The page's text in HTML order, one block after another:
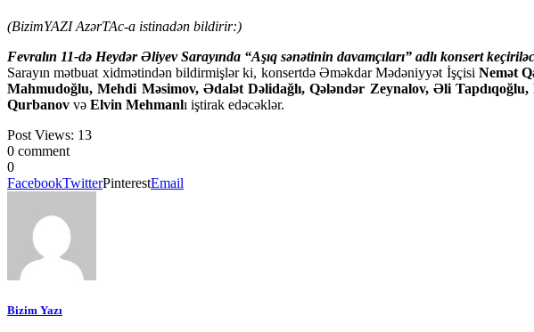
(BizimYAZI AzərTAc-a istinadən bildirir:)
Fevralın 11-də Heydər Əliyev Sarayında “Aşıq sənətinin davamçıları” adlı konsert
Sarayın mətbuat xidmətindən bildirmişlər ki, konsertdə Əməkdar Mədəniyyət İşçisi Nemət
Mahmudoğlu, Mehdi Məsimov, Ədalət Dəlidağlı, Qələndər Zeynalov, Əli
Qurbanov və Elvin Mehmanlı iştirak edəcəklər.
Post Views: 13
0 comment
0
FacebookTwitterPinterestEmail
Bizim Yazı